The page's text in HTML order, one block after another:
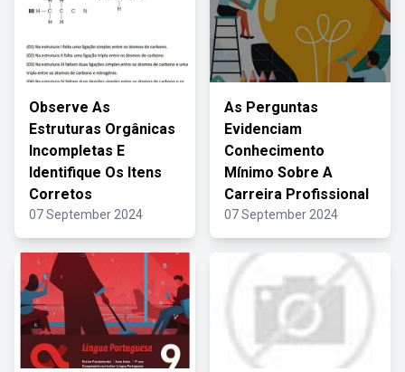
Observe As
Estruturas Orgânicas
Incompletas E
Identifique Os Itens
Corretos
07 September 2024
As Perguntas
Evidenciam
Conhecimento
Mínimo Sobre A
Carreira Profissional
07 September 2024